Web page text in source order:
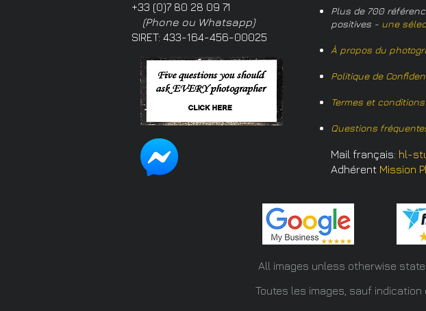
+33 (0)7 80 28 09 71
(Phone ou Whatsapp)
SIRET: 433-164-456-00025
Plus de 700
positives - une
À propos du
Politique de
Termes et conditions
Questions
Mail français: hl-
Adhérent Mission
All images unless otherwise
Toutes les images, sauf